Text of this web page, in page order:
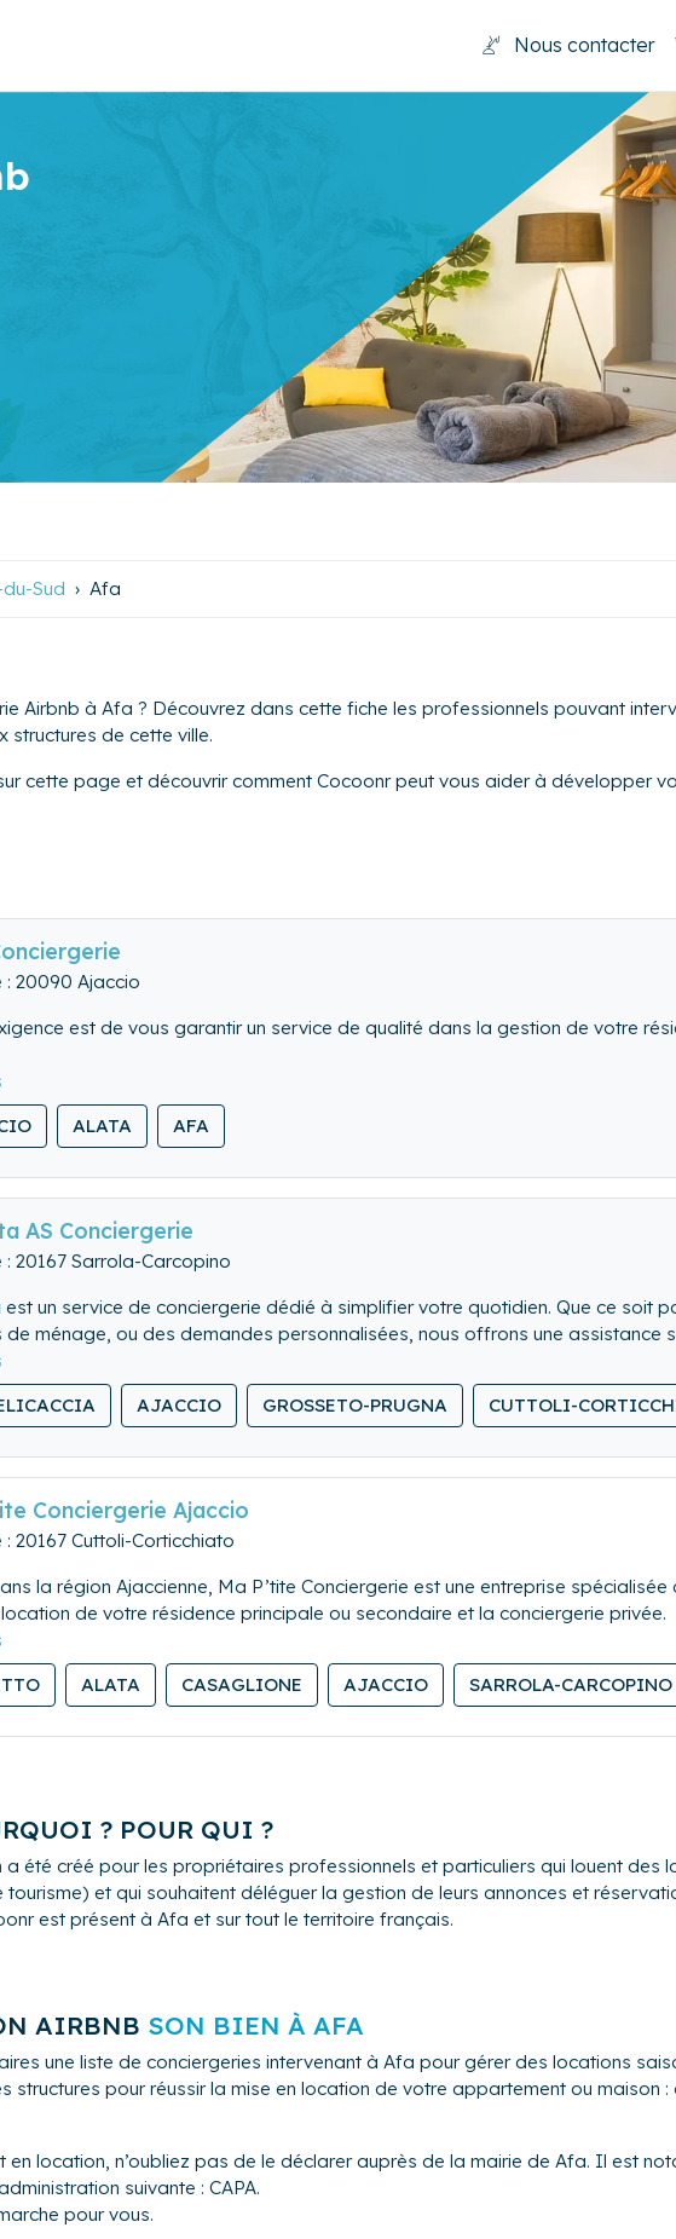
Nous contacter
Sud Afa
Airbnb à Afa ? Découvrez dans cette fiche les professionnels pouvant
structures de cette ville.
cette page et découvrir comment Cocoonr peut vous aider à développer
: 20090 Ajaccio
est de vous garantir un service de qualité dans la gestion de votre
ALATA AFA
AS Conciergerie
: 20167 Sarrola-Carcopino
est un service de conciergerie dédié à simplifier votre quotidien. Que ce soit
de ménage, ou des demandes personnalisées, nous offrons une assistance
Confiez-nous vos besoins, nous nous occupons du reste !
AJACCIO GROSSETO-PRUGNA CUTTOLI-
Conciergerie Ajaccio
: 20167 Cuttoli-Corticchiato
la région Ajaccienne, Ma P’tite Conciergerie est une entreprise
de votre résidence principale ou secondaire et la conciergerie privée.
un bien que vous souhaiteriez rentabiliser mais vous hésitez car vous
propriétaires d’une résidence principale ou secondaire et vous désirez la
que cela représente?
questions auxquelles Ma P’tite Conciergerie peut répondre en restant à
des services que nous proposons tels que le check-in, le check-out, le
contrôle et les aérations de votre logement durant votre absence, le relève
ALATA CASAGLIONE AJACCIO SARROLA-CARCOPINO
? POUR QUI ?
a été créé pour les propriétaires professionnels et particuliers qui louent des
tourisme) et qui souhaitent déléguer la gestion de leurs annonces et
est présent à Afa et sur tout le territoire français.
AIRBNB SON BIEN À AFA
une liste de conciergeries intervenant à Afa pour gérer des locations
structures pour réussir la mise en location de votre appartement ou maison
en location, n’oubliez pas de le déclarer auprès de la mairie de Afa. Il est
suivante : CAPA.
pour vous.